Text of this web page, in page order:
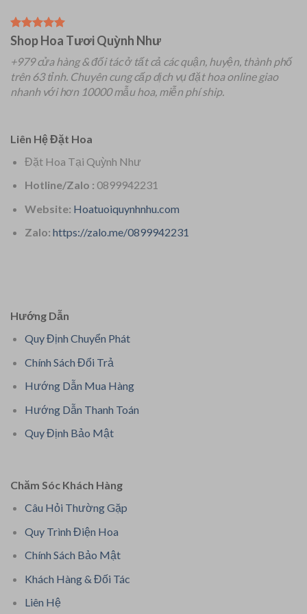
Shop Hoa Tươi Quỳnh Như
+979 cửa hàng & đối tác ở tất cả các quận, huyện, thành phố
trên 63 tỉnh. Chuyên cung cấp dịch vụ đặt hoa online giao
nhanh với hơn 10000 mẫu hoa, miễn phí ship.
Liên Hệ Đặt Hoa
Đặt Hoa Tại Quỳnh Như
Hotline/Zalo : 0899942231
Website: Hoatuoiquynhnhu.com
Zalo: https://zalo.me/0899942231
Hướng Dẫn
Quy Định Chuyển Phát
Chính Sách Đổi Trả
Hướng Dẫn Mua Hàng
Hướng Dẫn Thanh Toán
Quy Định Bảo Mật
Chăm Sóc Khách Hàng
Câu Hỏi Thường Gặp
Quy Trình Điện Hoa
Chính Sách Bảo Mật
Khách Hàng & Đối Tác
Liên Hệ